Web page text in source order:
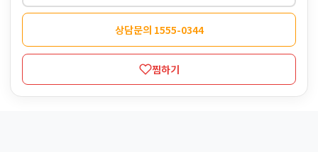
상담문의 1555-0344
찜하기